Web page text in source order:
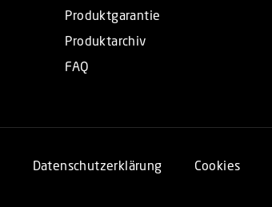
Produktgarantie
Produktarchiv
FAQ
Datenschutzerklärung Cookies